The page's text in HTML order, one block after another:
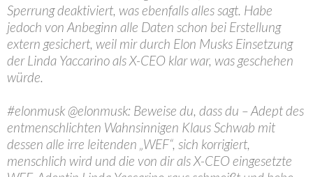
Sperrung deaktiviert, was ebenfalls alles sagt. Habe
jedoch von Anbeginn alle Daten schon bei Erstellung
extern gesichert, weil mir durch Elon Musks Einsetzung
der Linda Yaccarino als X-CEO klar war, was geschehen
würde.
#elonmusk @elonmusk: Beweise du, dass du – Adept des
entmenschlichten Wahnsinnigen Klaus Schwab mit
dessen alle irre leitenden „WEF“, sich korrigiert,
menschlich wird und die von dir als X-CEO eingesetzte